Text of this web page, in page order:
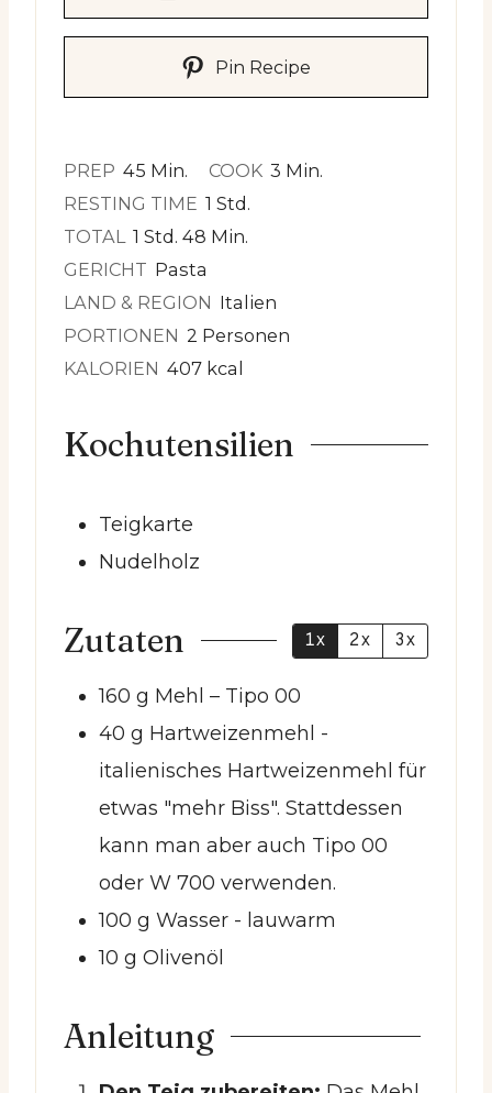
Pin Recipe
PREP 45 Minuten
Min. COOK 3 Minuten
Min.
RESTING TIME 1 Stunde
Std.
TOTAL 1 Stunde
Std. 48 Minuten
Min.
GERICHT Pasta
LAND & REGION Italien
PORTIONEN 2 Personen
KALORIEN 407 kcal
Kochutensilien
Teigkarte
Nudelholz
Zutaten 1x 2x 3x
160 g Mehl – Tipo 00
40 g Hartweizenmehl -
italienisches Hartweizenmehl für
etwas "mehr Biss". Stattdessen
kann man aber auch Tipo 00
oder W 700 verwenden.
100 g Wasser - lauwarm
10 g Olivenöl
Anleitung